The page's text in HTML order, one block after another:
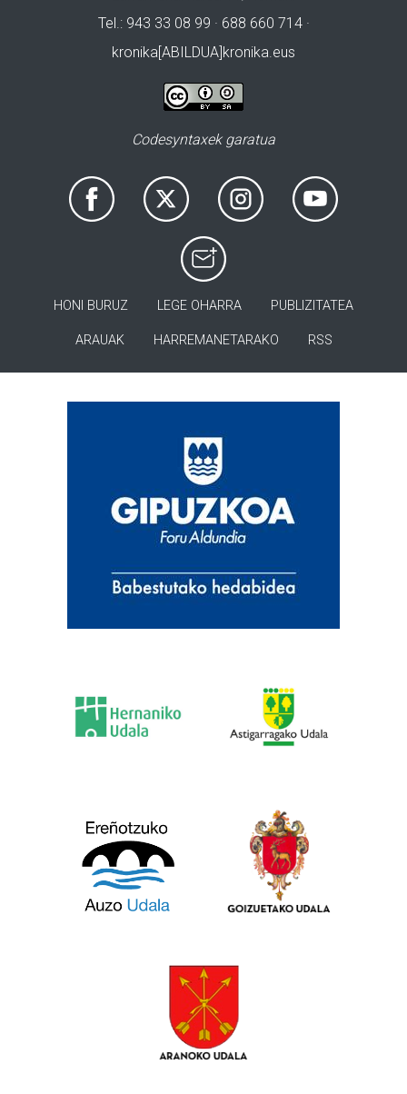
Tel.: 943 33 08 99 · 688 660 714 ·
kronika[ABILDUA]kronika.eus
Codesyntaxek garatua
HONI BURUZ LEGE OHARRA PUBLIZITATEA
ARAUAK HARREMANETARAKO RSS